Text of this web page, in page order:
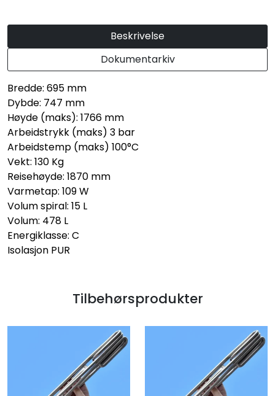
Beskrivelse
Dokumentarkiv
Bredde: 695 mm
Dybde: 747 mm
Høyde (maks): 1766 mm
Arbeidstrykk (maks) 3 bar
Arbeidstemp (maks) 100°C
Vekt: 130 Kg
Reisehøyde: 1870 mm
Varmetap: 109 W
Volum spiral: 15 L
Volum: 478 L
Energiklasse: C
Isolasjon PUR
Tilbehørsprodukter